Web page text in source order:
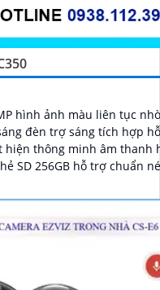
hình ảnh màu liên tục
đèn trợ sáng tích hợp
thông minh âm thanh
SD 256GB hỗ trợ chuẩn